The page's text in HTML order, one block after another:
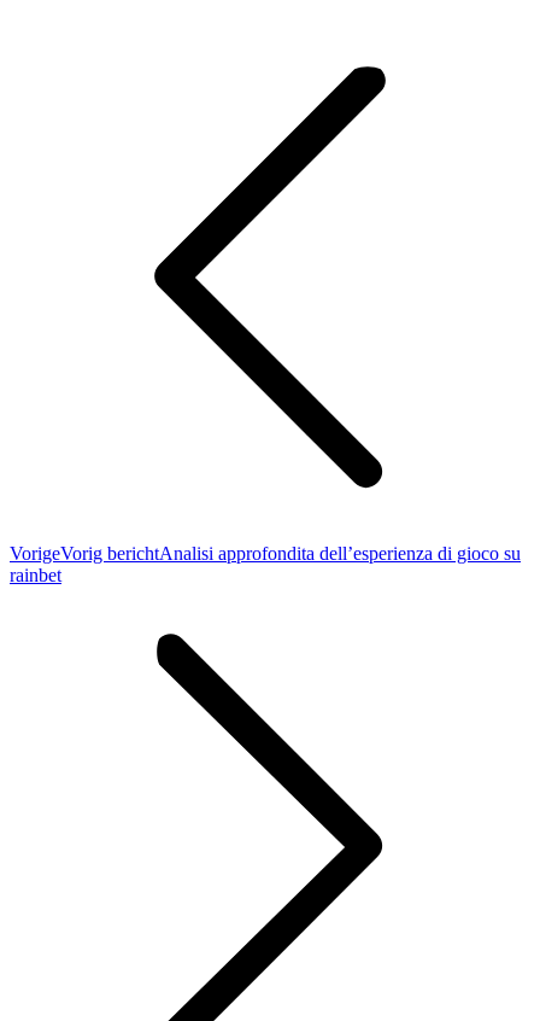
VorigeVorig berichtAnalisi approfondita dell’esperienza di gioco su
rainbet